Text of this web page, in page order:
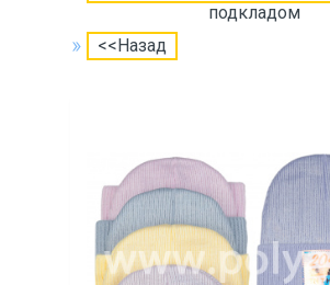
подкладом
<<Назад